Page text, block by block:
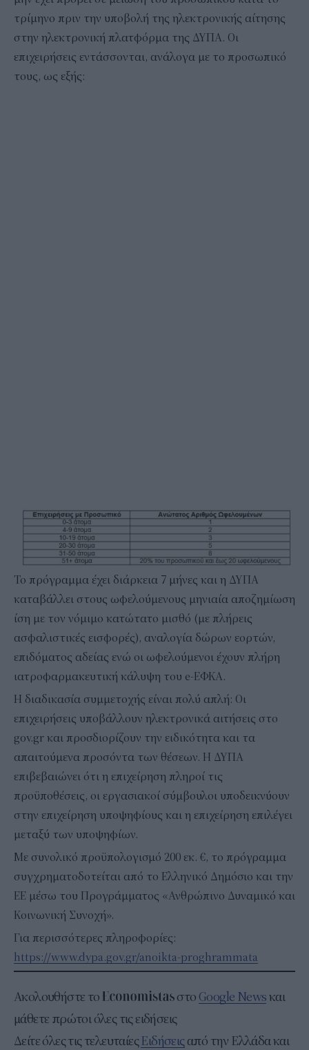
τρίμηνο πριν την υποβολή της ηλεκτρονικής αίτησης
στην ηλεκτρονική πλατφόρμα της ΔΥΠΑ. Οι
επιχειρήσεις εντάσσονται, ανάλογα με το προσωπικό
τους, ως εξής:
Το πρόγραμμα έχει διάρκεια 7 μήνες και η ΔΥΠΑ
καταβάλλει στους ωφελούμενους μηνιαία αποζημίωση
ίση με τον νόμιμο κατώτατο μισθό (με πλήρεις
ασφαλιστικές εισφορές), αναλογία δώρων εορτών,
επιδόματος αδείας ενώ οι ωφελούμενοι έχουν πλήρη
ιατροφαρμακευτική κάλυψη του e-ΕΦΚΑ.
Η διαδικασία συμμετοχής είναι πολύ απλή: Οι
επιχειρήσεις υποβάλλουν ηλεκτρονικά αιτήσεις στο
gov.gr και προσδιορίζουν την ειδικότητα και τα
απαιτούμενα προσόντα των θέσεων. H ΔΥΠΑ
επιβεβαιώνει ότι η επιχείρηση πληροί τις
προϋποθέσεις, οι εργασιακοί σύμβουλοι υποδεικνύουν
στην επιχείρηση υποψηφίους και η επιχείρηση επιλέγει
μεταξύ των υποψηφίων.
Με συνολικό προϋπολογισμό 200 εκ. €, το πρόγραμμα
συγχρηματοδοτείται από το Ελληνικό Δημόσιο και την
ΕΕ μέσω του Προγράμματος «Ανθρώπινο Δυναμικό και
Κοινωνική Συνοχή».
Για περισσότερες πληροφορίες:
https://www.dypa.gov.gr/anoikta-proghrammata
Ακολουθήστε το στο Google Newsκαι
μάθετε πρώτοι όλες τις ειδήσεις
Δείτε όλες τις τελευταίεςΕιδήσειςαπό την Ελλάδα και